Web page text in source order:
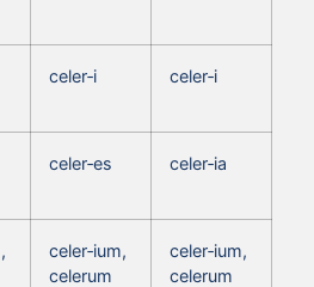
celer‑i celer‑i
celer‑es celer‑ia
celer‑ium,
celerum
celer‑ium,
celerum